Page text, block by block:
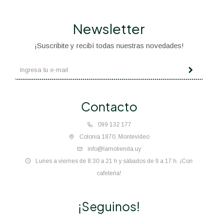
Contacto
099 132 177
Colonia 1870, Montevideo
info@lamolienda.uy
Lunes a viernes de 8:30 a 21 h y sábados de 9 a 17 h. ¡Con
cafetería!
Newsletter
¡Suscribite y recibí todas nuestras novedades!
¡Seguinos!